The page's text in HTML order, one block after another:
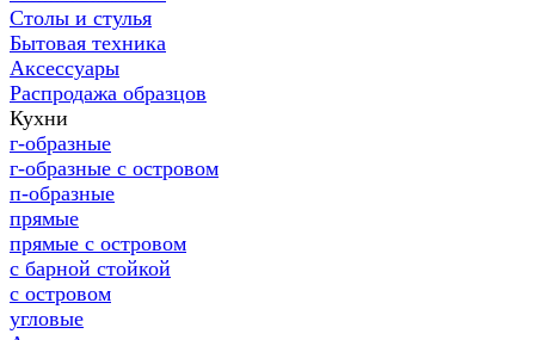
Столы и стулья
Бытовая техника
Аксессуары
Распродажа образцов
Кухни
г-образные
г-образные с островом
п-образные
прямые
прямые с островом
с барной стойкой
с островом
угловые